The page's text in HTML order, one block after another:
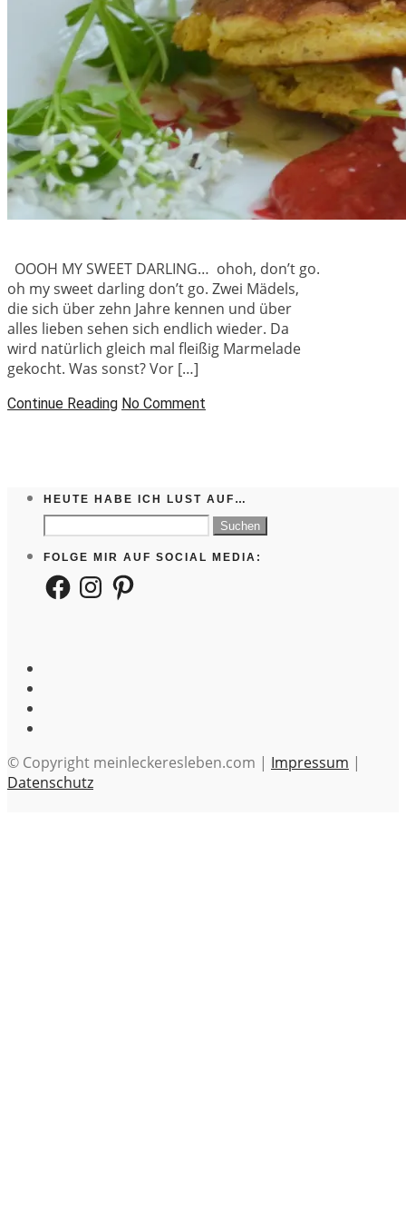
OOOH MY SWEET DARLING… ohoh, don’t go.
oh my sweet darling don’t go. Zwei Mädels,
die sich über zehn Jahre kennen und über
alles lieben sehen sich endlich wieder. Da
wird natürlich gleich mal fleißig Marmelade
gekocht. Was sonst? Vor […]
Continue Reading No Comment
HEUTE HABE ICH LUST AUF…
nach:
FOLGE MIR AUF SOCIAL MEDIA:
FacebookInstagramPinterest
© Copyright meinleckeresleben.com | Impressum |
Datenschutz